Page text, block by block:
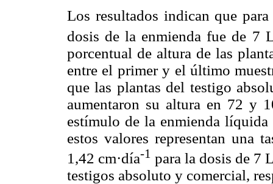
Los resultados indican que
dosis de la enmienda fue de 7
porcentual de altura de las
entre el primer y el último
que las plantas del testigo
aumentaron su altura en 72 y
estímulo de la enmienda
estos valores representan una
1,42 cm·día-1 para la dosis de 7
testigos absoluto y comercial,